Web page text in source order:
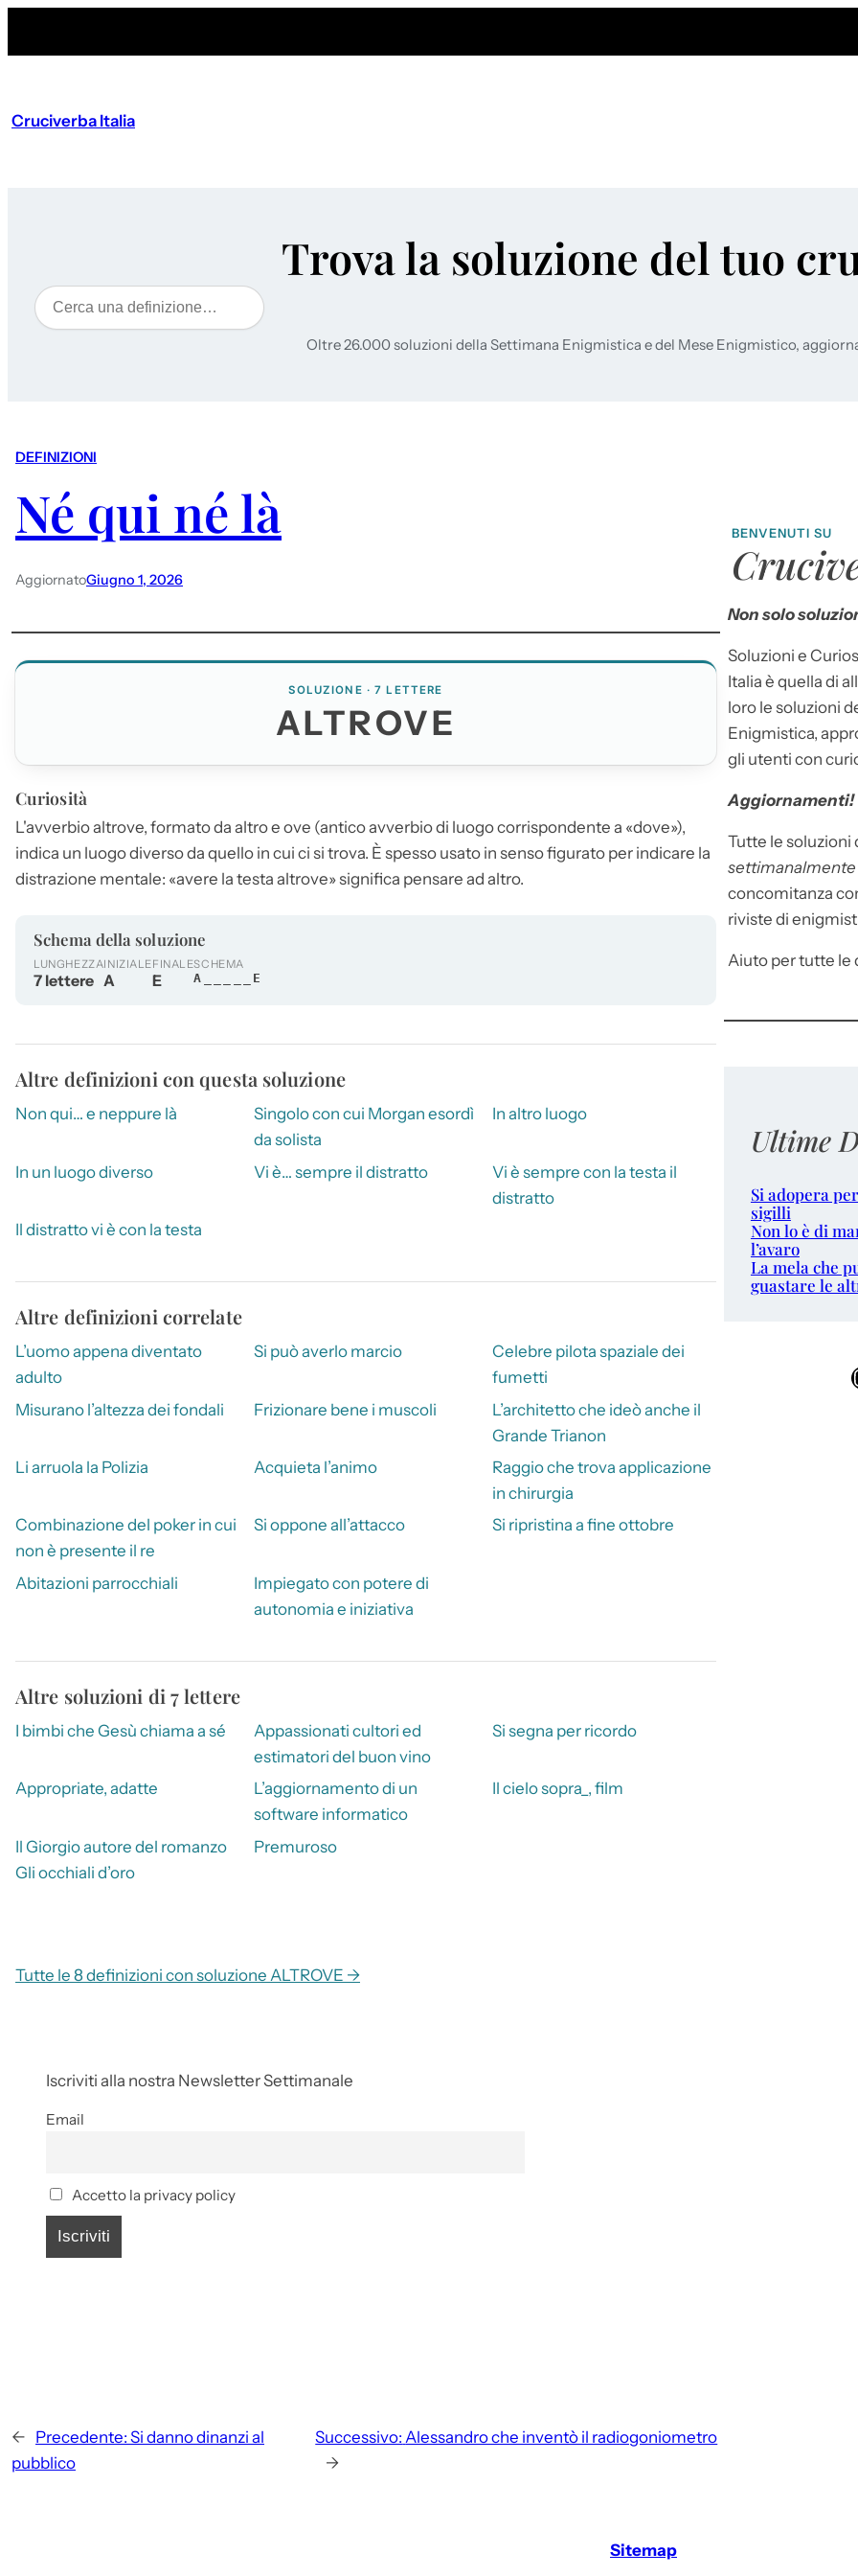
Cruciverba Italia
Trova la soluzione del tuo
Cerca
Oltre 26.000 soluzioni della Settimana Enigmistica e del Mese Enigmistico,
DEFINIZIONI
Né qui né là
AggiornatoGiugno 1, 2026
SOLUZIONE · 7 LETTERE
ALTROVE
Curiosità
L'avverbioaltrove, formato da altro e ove (antico avverbio di luogo corrispondente a «dove»),
indica un luogo diverso da quello in cui ci si trova. È spesso usato in senso figurato per indicare la
distrazione mentale: «avere la testa altrove» significa pensare ad altro.
Schema della soluzione
LUNGHEZZA
7 lettere
INIZIALE
A
FINALE
E
SCHEMA
A_____E
Altre definizioni con questa soluzione
Non qui… e neppure là
Singolo con cui Morgan esordì
da solista
In altro luogo
In un luogo diverso Vi è… sempre il distratto
Vi è sempre con la testa il
distratto
Il distratto vi è con la testa
Altre definizioni correlate
L’uomo appena diventato
adulto
Si può averlo marcio
Celebre pilota spaziale dei
fumetti
Misurano l’altezza dei fondali
Frizionare bene i muscoli
L’architetto che ideò anche il
Grande Trianon
Li arruola la Polizia
Acquieta l’animo
Raggio che trova applicazione
in chirurgia
Combinazione del poker in cui
non è presente il re
Si oppone all’attacco Si ripristina a fine ottobre
Abitazioni parrocchiali
Impiegato con potere di
autonomia e iniziativa
Altre soluzioni di 7 lettere
I bimbi che Gesù chiama a sé
Appassionati cultori ed
estimatori del buon vino
Si segna per ricordo
Appropriate, adatte
L’aggiornamento di un
software informatico
Il cielo sopra_, film
Il Giorgio autore del romanzo
Gli occhiali d’oro
Premuroso
Tutte le 8 definizioni con soluzione ALTROVE →
Iscriviti alla nostra Newsletter Settimanale
Email
Accetto la privacy policy
← Precedente: Si danno dinanzi al
pubblico
Successivo: Alessandro che inventò il radiogoniometro
→
BENVENUTI SU
Non solo
Soluzioni e
Italia è quella di
loro le soluzioni
Enigmistica,
gli utenti con
Aggiornamenti!
Tutte le soluzioni
settimanalmente
concomitanza
riviste di
Aiuto per tutte le
Ultime
Si adopera
sigilli
Non lo è di
l’avaro
La mela che
guastare le
Sitemap